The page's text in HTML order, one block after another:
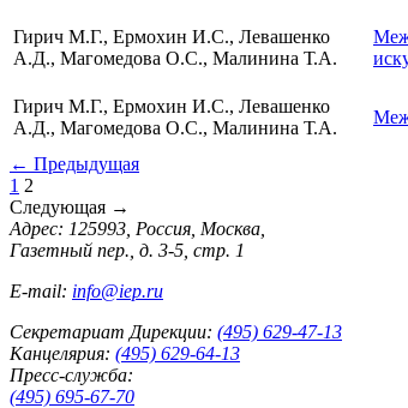
Гирич М.Г., Ермохин И.С., Левашенко
А.Д., Магомедова О.С., Малинина Т.А.
Гирич М.Г., Ермохин И.С., Левашенко
А.Д., Магомедова О.С., Малинина Т.А.
← Предыдущая
1 2
Следующая →
Адрес: 125993, Россия, Москва,
Газетный пер., д. 3-5, стр. 1
E-mail: info@iep.ru
Секретариат Дирекции: (495) 629-47-13
Канцелярия: (495) 629-64-13
Пресс-служба:
(495) 695-67-70